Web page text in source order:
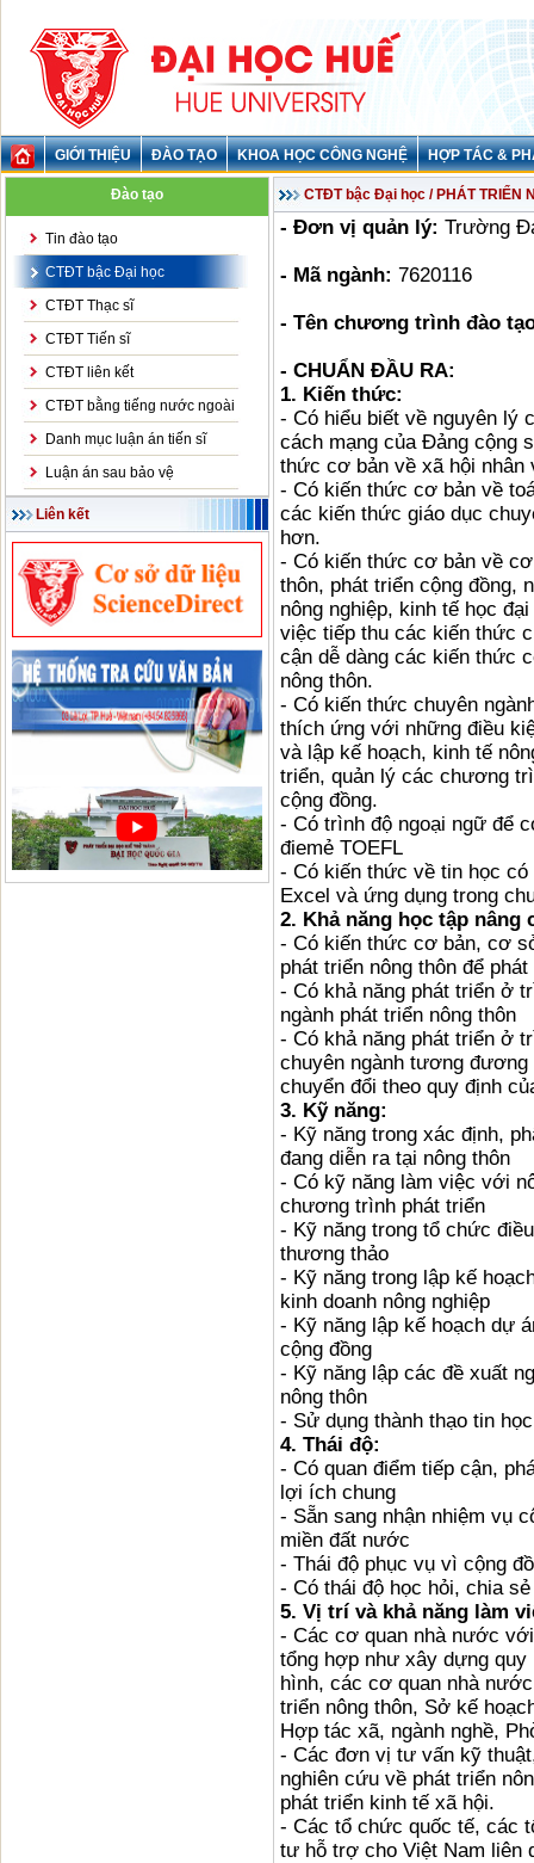
GIỚI THIỆU ĐÀO TẠO KHOA HỌC CÔNG NGHỆ HỢP TÁC &
Đào tạo
Tin đào tạo
CTĐT bậc Đại học
CTĐT Thạc sĩ
CTĐT Tiến sĩ
CTĐT liên kết
CTĐT bằng tiếng nước ngoài
Danh mục luận án tiến sĩ
Luận án sau bảo vệ
Liên kết
CTĐT bậc Đại học / PHÁT TRIỂN
- Đơn vị quản lý: Trường
- Mã ngành: 7620116
- Tên chương trình đào
- CHUẨN ĐẦU RA:
1. Kiến thức:
- Có hiểu biết về nguyên lý
cách mạng của Đảng cộng
thức cơ bản về xã hội nhân
- Có kiến thức cơ bản về
các kiến thức giáo dục
hơn.
- Có kiến thức cơ bản về
thôn, phát triển cộng đồng,
nông nghiệp, kinh tế học
việc tiếp thu các kiến thức
cận dễ dàng các kiến thức
nông thôn.
- Có kiến thức chuyên
thích ứng với những điều
và lập kế hoạch, kinh tế
triển, quản lý các chương
cộng đồng.
- Có trình độ ngoại ngữ để
điemẻ TOEFL
- Có kiến thức về tin học
Excel và ứng dụng trong
2. Khả năng học tập
- Có kiến thức cơ bản, cơ
phát triển nông thôn để
- Có khả năng phát triển ở
ngành phát triển nông thôn
- Có khả năng phát triển ở
chuyên ngành tương đương
chuyển đổi theo quy định
3. Kỹ năng:
- Kỹ năng trong xác định,
đang diễn ra tại nông thôn
- Có kỹ năng làm việc với
chương trình phát triển
- Kỹ năng trong tổ chức
thương thảo
- Kỹ năng trong lập kế
kinh doanh nông nghiệp
- Kỹ năng lập kế hoạch dự
cộng đồng
- Kỹ năng lập các đề xuất
nông thôn
- Sử dụng thành thạo tin
4. Thái độ:
- Có quan điểm tiếp cận,
lợi ích chung
- Sẵn sang nhận nhiệm vụ
miền đất nước
- Thái độ phục vụ vì cộng
- Có thái độ học hỏi, chia
5. Vị trí và khả năng làm
- Các cơ quan nhà nước
tổng hợp như xây dựng
hình, các cơ quan nhà
triển nông thôn, Sở kế
Hợp tác xã, ngành nghề,
- Các đơn vị tư vấn kỹ
nghiên cứu về phát triển
phát triển kinh tế xã hội.
- Các tổ chức quốc tế, các
tư hỗ trợ cho Việt Nam liên